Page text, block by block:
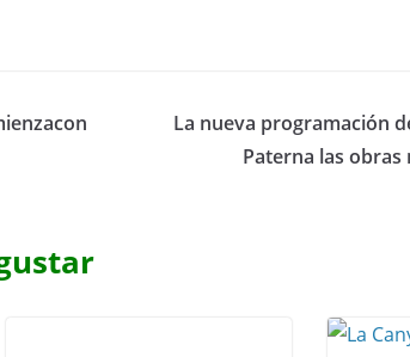
La nueva programación
Paterna las